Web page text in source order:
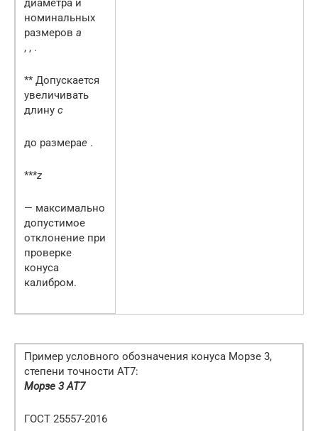
диаметра и
номинальных
размеров а
, , .
** Допускается
увеличивать
длину c
до размераe .
***z
— максимально
допустимое
отклонение при
проверке
конуса
калибром.
Пример условного обозначения конуса Морзе 3,
степени точности АТ7:
Морзе 3 АТ7
ГОСТ 25557-2016